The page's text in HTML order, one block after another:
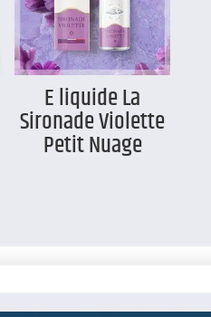
E liquide La
Sironade Violette
Petit Nuage